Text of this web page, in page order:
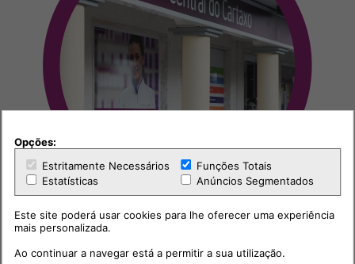
Opções:
Estritamente Necessários
Funções Totais
Estatísticas
Anúncios Segmentados
Este site poderá usar cookies para lhe oferecer uma experiência
mais personalizada.
Ao continuar a navegar está a permitir a sua utilização.